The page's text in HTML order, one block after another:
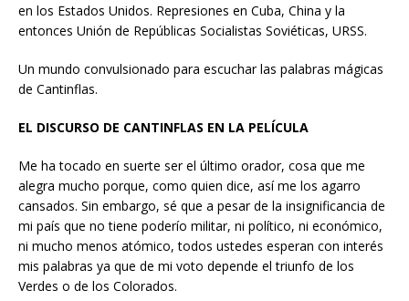
en los Estados Unidos. Represiones en Cuba, China y la
entonces Unión de Repúblicas Socialistas Soviéticas, URSS.
Un mundo convulsionado para escuchar las palabras mágicas
de Cantinflas.
EL DISCURSO DE CANTINFLAS EN LA PELÍCULA
Me ha tocado en suerte ser el último orador, cosa que me
alegra mucho porque, como quien dice, así me los agarro
cansados. Sin embargo, sé que a pesar de la insignificancia de
mi país que no tiene poderío militar, ni político, ni económico,
ni mucho menos atómico, todos ustedes esperan con interés
mis palabras ya que de mi voto depende el triunfo de los
Verdes o de los Colorados.